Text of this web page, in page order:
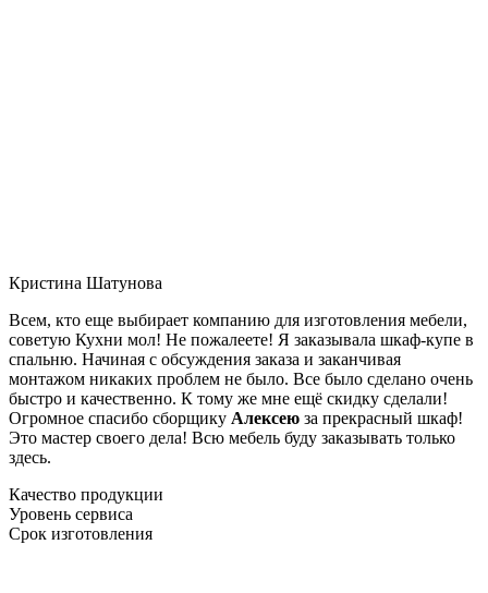
Кристина Шатунова
Всем, кто еще выбирает компанию для изготовления мебели,
советую Кухни мол! Не пожалеете! Я заказывала шкаф-купе в
спальню. Начиная с обсуждения заказа и заканчивая
монтажом никаких проблем не было. Все было сделано очень
быстро и качественно. К тому же мне ещё скидку сделали!
Огромное спасибо сборщику Алексею за прекрасный шкаф!
Это мастер своего дела! Всю мебель буду заказывать только
здесь.
Качество продукции
Уровень сервиса
Срок изготовления